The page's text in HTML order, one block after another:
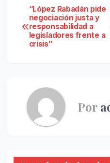
Navegación
de
“López Rabadán pide
negociación justa y
responsabilidad a
legisladores frente a
crisis”
Por